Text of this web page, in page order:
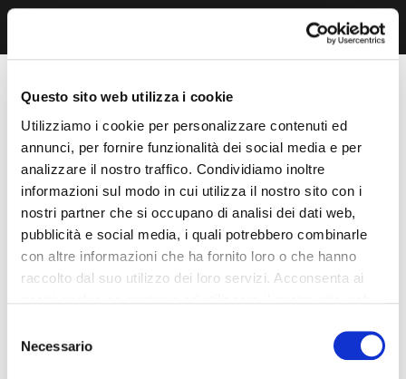
Questo sito web utilizza i cookie
Utilizziamo i cookie per personalizzare contenuti ed
annunci, per fornire funzionalità dei social media e per
analizzare il nostro traffico. Condividiamo inoltre
informazioni sul modo in cui utilizza il nostro sito con i
nostri partner che si occupano di analisi dei dati web,
pubblicità e social media, i quali potrebbero combinarle
con altre informazioni che ha fornito loro o che hanno
raccolto dal suo utilizzo dei loro servizi. Acconsenta ai
delNecessario